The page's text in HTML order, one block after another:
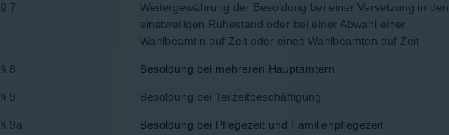
§ 7
Weitergewährung der Besoldung bei einer Versetzung in den
einstweiligen Ruhestand oder bei einer Abwahl einer
Wahlbeamtin auf Zeit oder eines Wahlbeamten auf Zeit
§ 8 Besoldung bei mehreren Hauptämtern
§ 9 Besoldung bei Teilzeitbeschäftigung
§ 9a Besoldung bei Pflegezeit und Familienpflegezeit